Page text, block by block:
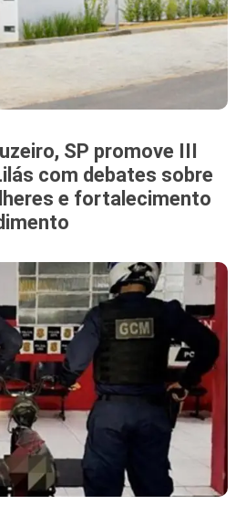
SP promove III
com debates sobre
e fortalecimento